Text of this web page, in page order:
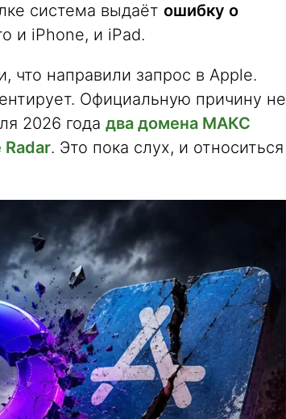
система выдаёт ошибку о
и iPhone, и iPad.
что направили запрос в Apple.
Официальную причину не
2026 года два домена МАКС
. Это пока слух, и относиться